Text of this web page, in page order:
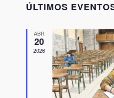
la
ÚLTIMOS
ABR
20
2026